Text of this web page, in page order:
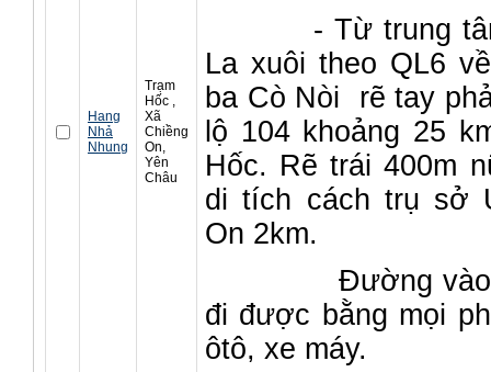
Hang
Nhả
Nhung
Trạm
Hốc ,
Xã
Chiềng
On,
Yên
Châu
- Từ trung tâm
La xuôi theo QL6
ba Cò Nòi rẽ tay
lộ 104 khoảng 25
Hốc. Rẽ trái 400m
di tích cách trụ sở
On 2km.
Đường vào di
đi được bằng mọi
ôtô, xe máy.